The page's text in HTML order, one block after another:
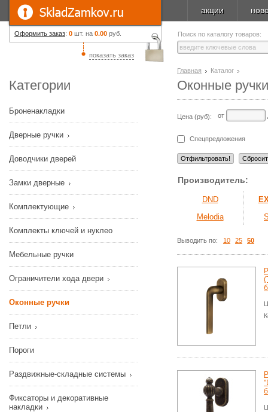
Оформить заказ: 0 шт. на 0.00 руб.
показать заказ
акции
Поиск по каталогу товаров:
Категории
Броненакладки
Дверные ручки
Доводчики дверей
Замки дверные
Комплектующие
Комплекты ключей и нуклео
Мебельные ручки
Ограничители хода двери
Оконные ручки
Петли
Пороги
Раздвижные-складные системы
Фиксаторы и декоративные
накладки
Главная Каталог
Оконные ручки
Цена (руб): от
Спецпредложения
Производитель:
DND
Melodia
Выводить по: 10 25 50